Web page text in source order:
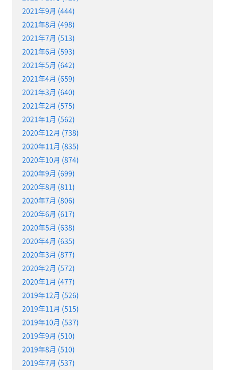
2021年9月 (444)
2021年8月 (498)
2021年7月 (513)
2021年6月 (593)
2021年5月 (642)
2021年4月 (659)
2021年3月 (640)
2021年2月 (575)
2021年1月 (562)
2020年12月 (738)
2020年11月 (835)
2020年10月 (874)
2020年9月 (699)
2020年8月 (811)
2020年7月 (806)
2020年6月 (617)
2020年5月 (638)
2020年4月 (635)
2020年3月 (877)
2020年2月 (572)
2020年1月 (477)
2019年12月 (526)
2019年11月 (515)
2019年10月 (537)
2019年9月 (510)
2019年8月 (510)
2019年7月 (537)